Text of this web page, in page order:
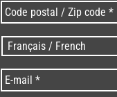
Code
postal
/
Zip
* *
Langues
/
Language *
E-
mail *